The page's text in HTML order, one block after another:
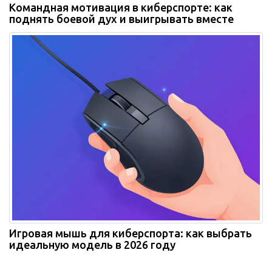
Командная мотивация в киберспорте: как
поднять боевой дух и выигрывать вместе
Игровая мышь для киберспорта: как выбрать
идеальную модель в 2026 году